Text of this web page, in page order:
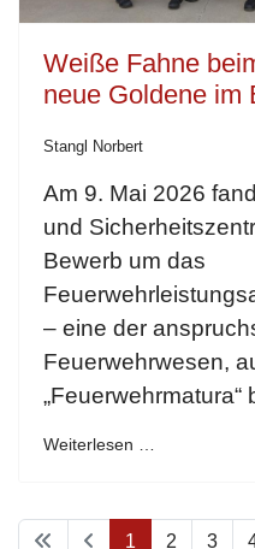
Weiße Fahne
neue Goldene im
Stangl Norbert
Am 9. Mai 2026
und
Bewerb um das
– eine der
Feuerwehrwesen,
„Feuerwehrmatura“
Weiterlesen …
1 2 3